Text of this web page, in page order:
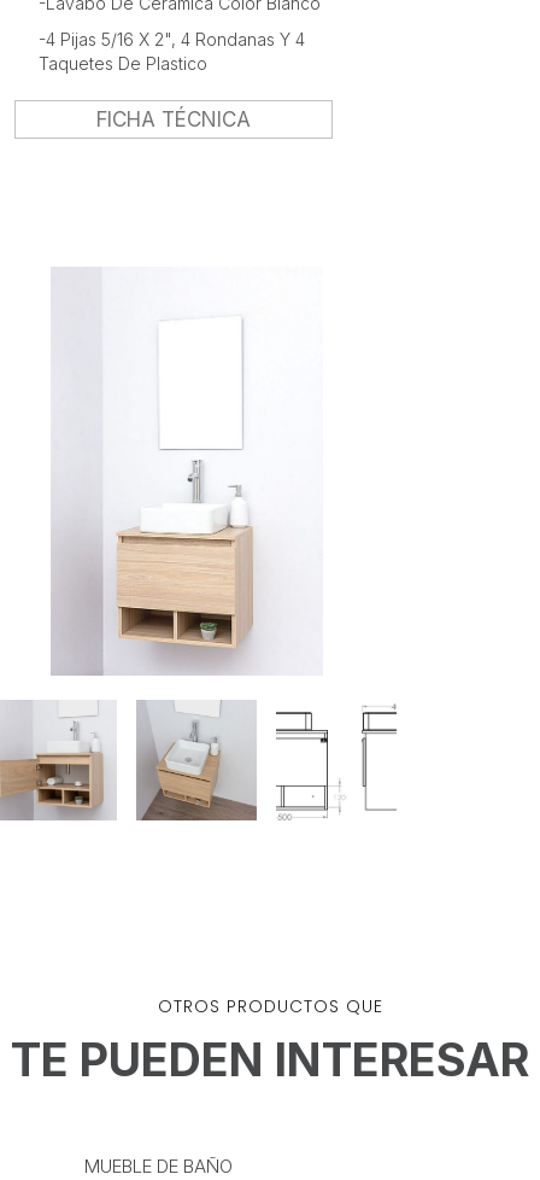
-4 Pijas 5/16 X 2", 4 Rondanas Y 4
Taquetes De Plastico
FICHA TÉCNICA
OTROS PRODUCTOS QUE
TE PUEDEN INTERESAR
MUEBLE DE BAÑO